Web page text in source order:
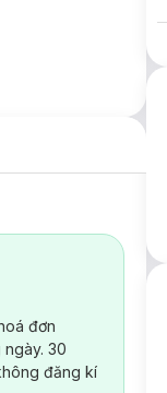
đơn
30
đăng kí